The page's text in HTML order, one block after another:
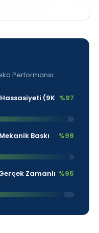
Performansı
(9K %97
Baskı
%98
Zamanlı %95